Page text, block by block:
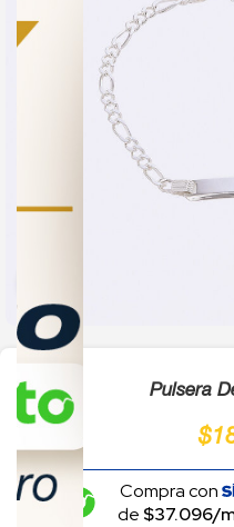
Pulsera
$
Compra con
de $37.096/